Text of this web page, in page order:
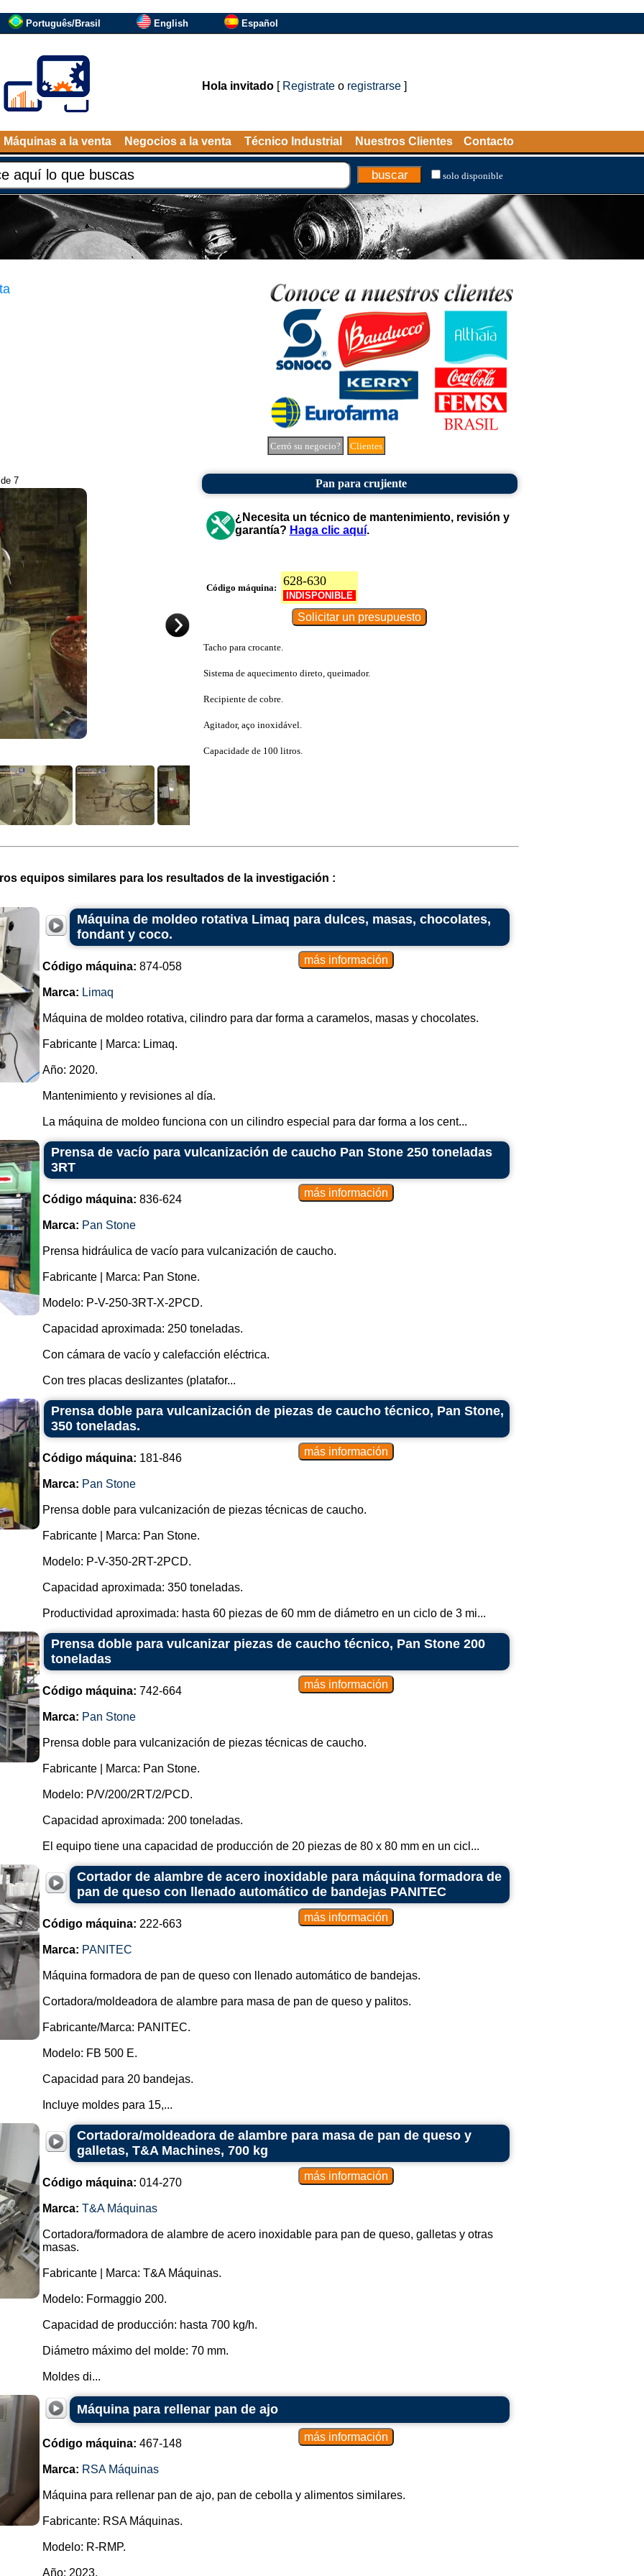
Português/Brasil English Español
Hola invitado[ Registrateo registrarse]
Máquinas a la venta Negocios a la venta Técnico Industrial Nuestros Clientes Contacto
solo disponible
Cerró su negocio? Clientes
7 Pan para crujiente
¿Necesita un técnico de mantenimiento, revisión y
garantía? Haga clic aquí.
Código máquina: 628-630
INDISPONIBLE
Tacho para crocante.
Sistema de aquecimento direto, queimador.
Recipiente de cobre.
Agitador, aço inoxidável.
Capacidade de 100 litros.
equipos similares para los resultados de la investigación :
Máquina de moldeo rotativa Limaq para dulces, masas, chocolates,
fondant y coco.
Código máquina: 874-058
Marca: Limaq
Máquina de moldeo rotativa, cilindro para dar forma a caramelos, masas y chocolates.
Fabricante | Marca: Limaq.
Año: 2020.
Mantenimiento y revisiones al día.
La máquina de moldeo funciona con un cilindro especial para dar forma a los cent...
Prensa de vacío para vulcanización de caucho Pan Stone 250 toneladas
3RT
Código máquina: 836-624
Marca: Pan Stone
Prensa hidráulica de vacío para vulcanización de caucho.
Fabricante | Marca: Pan Stone.
Modelo: P-V-250-3RT-X-2PCD.
Capacidad aproximada: 250 toneladas.
Con cámara de vacío y calefacción eléctrica.
Con tres placas deslizantes (platafor...
Prensa doble para vulcanización de piezas de caucho técnico, Pan Stone,
350 toneladas.
Código máquina: 181-846
Marca: Pan Stone
Prensa doble para vulcanización de piezas técnicas de caucho.
Fabricante | Marca: Pan Stone.
Modelo: P-V-350-2RT-2PCD.
Capacidad aproximada: 350 toneladas.
Productividad aproximada: hasta 60 piezas de 60 mm de diámetro en un ciclo de 3 mi...
Prensa doble para vulcanizar piezas de caucho técnico, Pan Stone 200
toneladas
Código máquina: 742-664
Marca: Pan Stone
Prensa doble para vulcanización de piezas técnicas de caucho.
Fabricante | Marca: Pan Stone.
Modelo: P/V/200/2RT/2/PCD.
Capacidad aproximada: 200 toneladas.
El equipo tiene una capacidad de producción de 20 piezas de 80 x 80 mm en un cicl...
Cortador de alambre de acero inoxidable para máquina formadora de
pan de queso con llenado automático de bandejas PANITEC
Código máquina: 222-663
Marca: PANITEC
Máquina formadora de pan de queso con llenado automático de bandejas.
Cortadora/moldeadora de alambre para masa de pan de queso y palitos.
Fabricante/Marca: PANITEC.
Modelo: FB 500 E.
Capacidad para 20 bandejas.
Incluye moldes para 15,...
Cortadora/moldeadora de alambre para masa de pan de queso y
galletas, T&A Machines, 700 kg
Código máquina: 014-270
Marca: T&A Máquinas
Cortadora/formadora de alambre de acero inoxidable para pan de queso, galletas y otras
masas.
Fabricante | Marca: T&A Máquinas.
Modelo: Formaggio 200.
Capacidad de producción: hasta 700 kg/h.
Diámetro máximo del molde: 70 mm.
Moldes di...
Máquina para rellenar pan de ajo
Código máquina: 467-148
Marca: RSA Máquinas
Máquina para rellenar pan de ajo, pan de cebolla y alimentos similares.
Fabricante: RSA Máquinas.
Modelo: R-RMP.
Año: 2023.